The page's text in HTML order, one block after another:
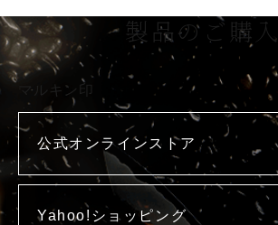
製品のご購入
マルキン印
公式オンラインストア
Yahoo!ショッピング